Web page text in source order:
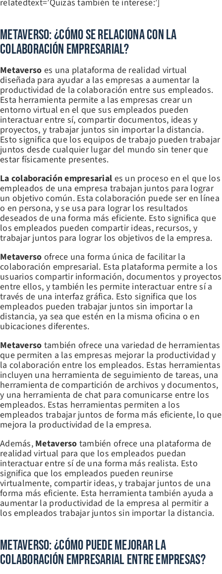
relatedtext=’Quizás también te interese:’]
Metaverso: ¿Cómo Se Relaciona Con La
Colaboración Empresarial?
Metaverso es una plataforma de realidad virtual
diseñada para ayudar a las empresas a aumentar la
productividad de la colaboración entre sus empleados.
Esta herramienta permite a las empresas crear un
entorno virtual en el que sus empleados pueden
interactuar entre sí, compartir documentos, ideas y
proyectos, y trabajar juntos sin importar la distancia.
Esto significa que los equipos de trabajo pueden trabajar
juntos desde cualquier lugar del mundo sin tener que
estar físicamente presentes.
La colaboración empresarial es un proceso en el que los
empleados de una empresa trabajan juntos para lograr
un objetivo común. Esta colaboración puede ser en línea
o en persona, y se usa para lograr los resultados
deseados de una forma más eficiente. Esto significa que
los empleados pueden compartir ideas, recursos, y
trabajar juntos para lograr los objetivos de la empresa.
Metaverso ofrece una forma única de facilitar la
colaboración empresarial. Esta plataforma permite a los
usuarios compartir información, documentos y proyectos
entre ellos, y también les permite interactuar entre sí a
través de una interfaz gráfica. Esto significa que los
empleados pueden trabajar juntos sin importar la
distancia, ya sea que estén en la misma oficina o en
ubicaciones diferentes.
Metaverso también ofrece una variedad de herramientas
que permiten a las empresas mejorar la productividad y
la colaboración entre los empleados. Estas herramientas
incluyen una herramienta de seguimiento de tareas, una
herramienta de compartición de archivos y documentos,
y una herramienta de chat para comunicarse entre los
empleados. Estas herramientas permiten a los
empleados trabajar juntos de forma más eficiente, lo que
mejora la productividad de la empresa.
Además, Metaverso también ofrece una plataforma de
realidad virtual para que los empleados puedan
interactuar entre sí de una forma más realista. Esto
significa que los empleados pueden reunirse
virtualmente, compartir ideas, y trabajar juntos de una
forma más eficiente. Esta herramienta también ayuda a
aumentar la productividad de la empresa al permitir a
los empleados trabajar juntos sin importar la distancia.
Metaverso: ¿Cómo Puede Mejorar La
Colaboración Empresarial Entre Empresas?